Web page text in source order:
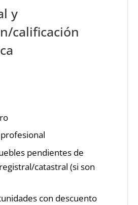
y
calificación
pendientes de
catastral (si son
con descuento